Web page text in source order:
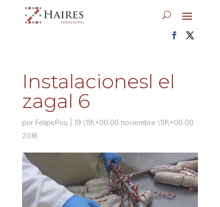
Instalacionesl el
zagal 6
por FelipePou
19 \19\+00:00 noviembre \19\+00:00
2016